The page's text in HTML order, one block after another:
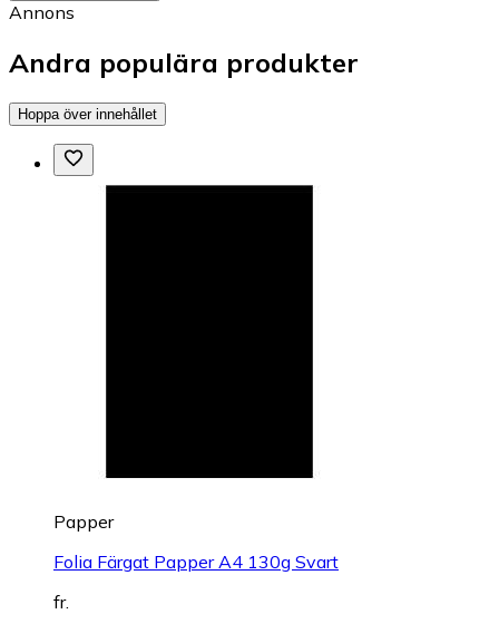
Annons
Andra populära produkter
Hoppa över innehållet
Papper
Folia Färgat Papper A4 130g Svart
fr.